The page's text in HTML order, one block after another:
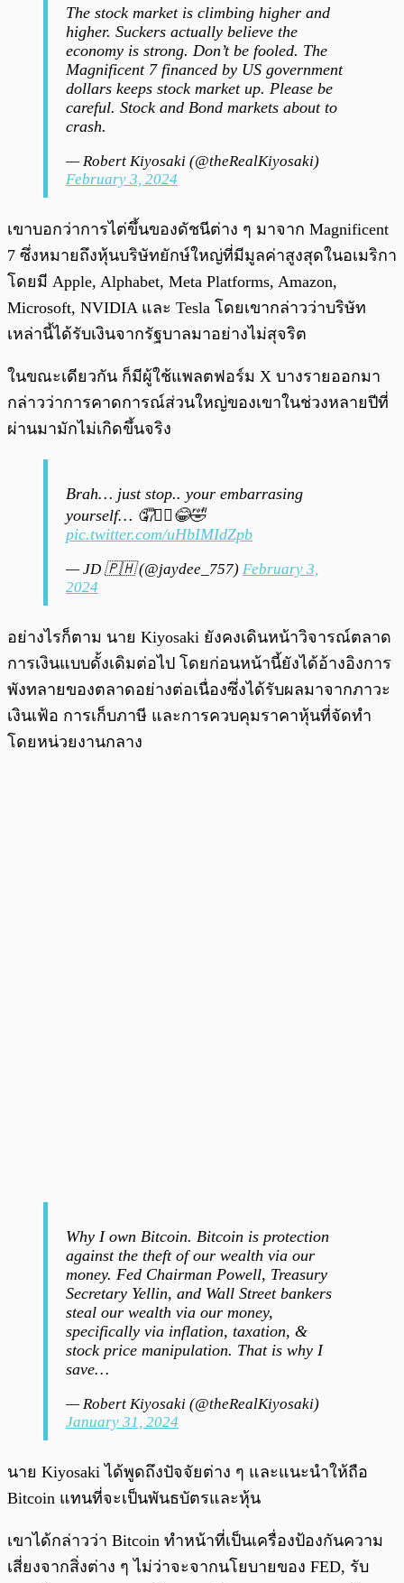
The stock market is climbing higher and
higher. Suckers actually believe the
economy is strong. Don’t be fooled. The
Magnificent 7 financed by US government
dollars keeps stock market up. Please be
careful. Stock and Bond markets about to
crash.
— Robert Kiyosaki (@theRealKiyosaki)
February 3, 2024
เขาบอกว่าการไต่ขึ้นของดัชนีต่าง ๆ มาจาก Magnificent
7 ซึ่งหมายถึงหุ้นบริษัทยักษ์ใหญ่ที่มีมูลค่าสูงสุดในอเมริกา
โดยมี Apple, Alphabet, Meta Platforms, Amazon,
Microsoft, NVIDIA และ Tesla โดยเขากล่าวว่าบริษัท
เหล่านี้ได้รับเงินจากรัฐบาลมาอย่างไม่สุจริต
ในขณะเดียวกัน ก็มีผู้ใช้แพลตฟอร์ม X บางรายออกมา
กล่าวว่าการคาดการณ์ส่วนใหญ่ของเขาในช่วงหลายปีที่
ผ่านมามักไม่เกิดขึ้นจริง
Brah… just stop.. your embarrasing
yourself… 🤦🤦‍♂️😂🤣
pic.twitter.com/uHbIMIdZpb
— JD 🇵🇭 (@jaydee_757) February 3,
2024
อย่างไรก็ตาม นาย Kiyosaki ยังคงเดินหน้าวิจารณ์ตลาด
การเงินแบบดั้งเดิมต่อไป โดยก่อนหน้านี้ยังได้อ้างอิงการ
พังทลายของตลาดอย่างต่อเนื่องซึ่งได้รับผลมาจากภาวะ
เงินเฟ้อ การเก็บภาษี และการควบคุมราคาหุ้นที่จัดทำ
โดยหน่วยงานกลาง
Why I own Bitcoin. Bitcoin is protection
against the theft of our wealth via our
money. Fed Chairman Powell, Treasury
Secretary Yellin, and Wall Street bankers
steal our wealth via our money,
specifically via inflation, taxation, &
stock price manipulation. That is why I
save…
— Robert Kiyosaki (@theRealKiyosaki)
January 31, 2024
นาย Kiyosaki ได้พูดถึงปัจจัยต่าง ๆ และแนะนำให้ถือ
Bitcoin แทนที่จะเป็นพันธบัตรและหุ้น
เขาได้กล่าวว่า Bitcoin ทำหน้าที่เป็นเครื่องป้องกันความ
เสี่ยงจากสิ่งต่าง ๆ ไม่ว่าจะจากนโยบายของ FED, รับ